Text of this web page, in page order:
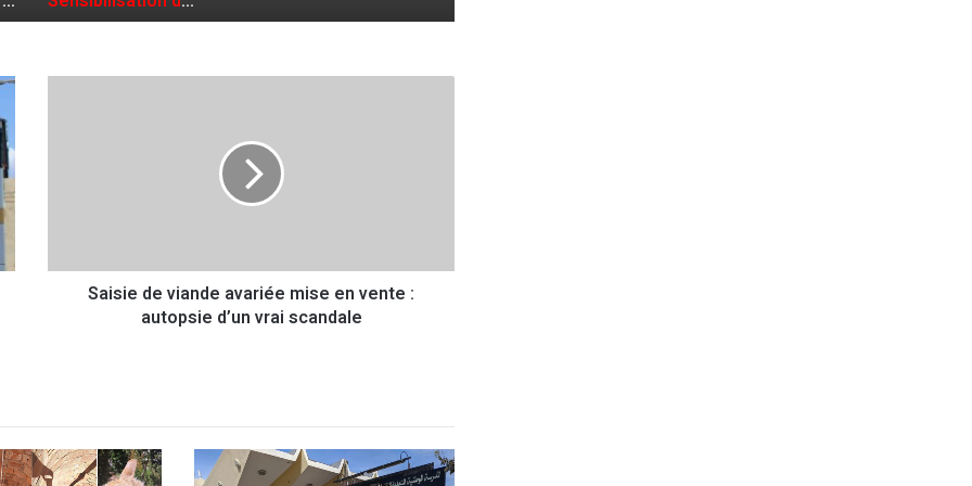
v
v
a
r
Saisie de viande avariée mise en vente :
autopsie d’un vrai scandale